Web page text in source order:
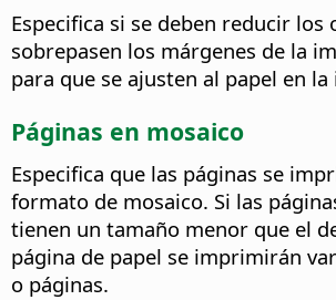
Especifica si se deben reducir los
sobrepasen los márgenes de la
para que se ajusten al papel en
Páginas en mosaico
Especifica que las páginas se
formato de mosaico. Si las
tienen un tamaño menor que el
página de papel se imprimirán
o páginas.